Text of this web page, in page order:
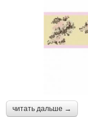
читать дальше →